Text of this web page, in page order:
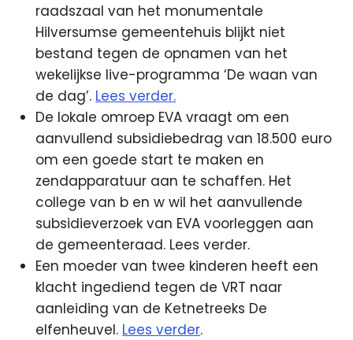
raadszaal van het monumentale
Hilversumse gemeentehuis blijkt niet
bestand tegen de opnamen van het
wekelijkse live-programma ‘De waan van
de dag’. Lees verder.
De lokale omroep EVA vraagt om een
aanvullend subsidiebedrag van 18.500 euro
om een goede start te maken en
zendapparatuur aan te schaffen. Het
college van b en w wil het aanvullende
subsidieverzoek van EVA voorleggen aan
de gemeenteraad. Lees verder.
Een moeder van twee kinderen heeft een
klacht ingediend tegen de VRT naar
aanleiding van de Ketnetreeks De
elfenheuvel. Lees verder.